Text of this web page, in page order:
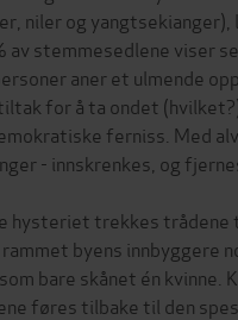
niler og
stemmesedlene viser
aner et ulmende
for å ta ondet
ferniss. Med
- innskrenkes, og
hysteriet trekkes trådene
byens innbyggere
bare skånet én kvinne.
føres tilbake til den